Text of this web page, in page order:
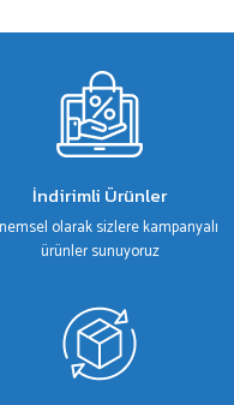
tarafımıza iletebilirsiniz.
İndirimli Ürünler
olarak sizlere kampanyalı
ürünler sunuyoruz